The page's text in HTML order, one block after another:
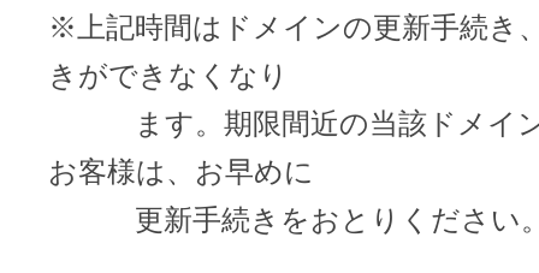
440万枚以上の電子証明書発行実績
SSL証明書
API Integration,Bulk Discount
Contact us
※上記時間はドメインの更新手続き
きができなくなり
ます。期限間近の当該ドメイ
お客様は、お早めに
更新手続きをおとりください